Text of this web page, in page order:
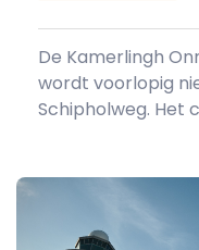
De Kamerlingh
wordt voorlopig
Schipholweg. Het